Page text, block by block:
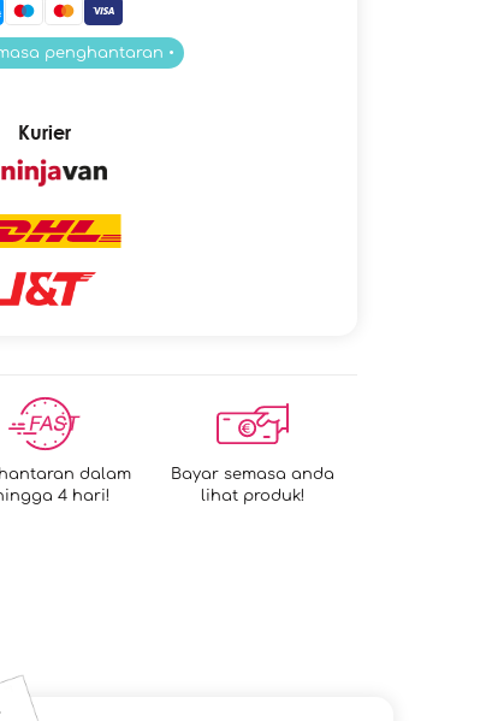
penghantaran •
Kurier
dalam
4 hari!
Bayar semasa anda
lihat produk!